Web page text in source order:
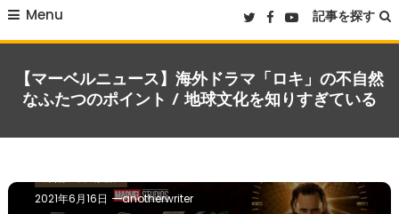
Menu 記事を探す
【マーベルニュース】海外ドラマ「ロキ」の不自然
なふたつのポイント / 地球文化を知りすぎている
2021年6月16日
anotherwriter